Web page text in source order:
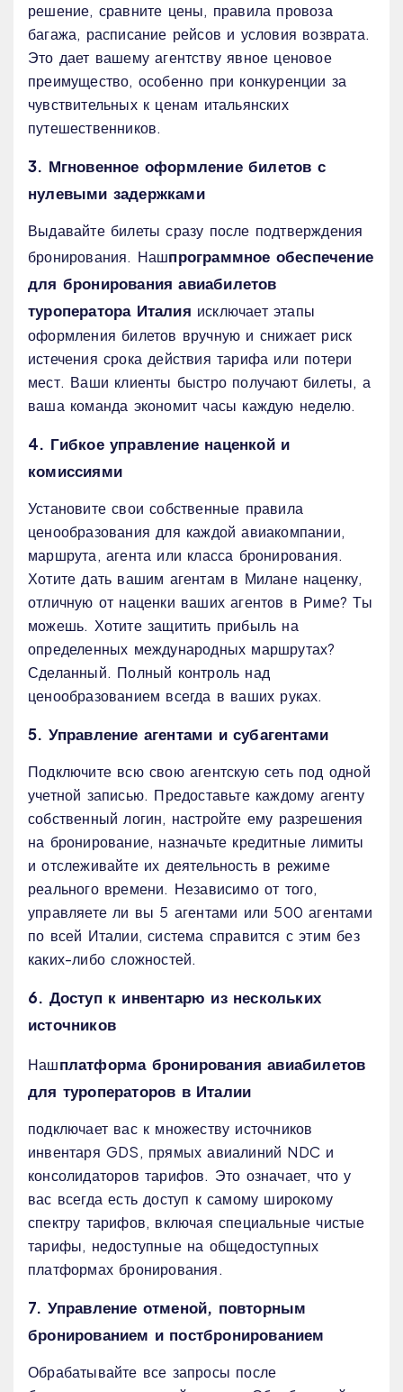
решение, сравните цены, правила провоза
багажа, расписание рейсов и условия возврата.
Это дает вашему агентству явное ценовое
преимущество, особенно при конкуренции за
чувствительных к ценам итальянских
путешественников.
3. Мгновенное оформление билетов с
нулевыми задержками
Выдавайте билеты сразу после подтверждения
бронирования. Нашпрограммное обеспечение
для бронирования авиабилетов
туроператора Италия исключает этапы
оформления билетов вручную и снижает риск
истечения срока действия тарифа или потери
мест. Ваши клиенты быстро получают билеты, а
ваша команда экономит часы каждую неделю.
4. Гибкое управление наценкой и
комиссиями
Установите свои собственные правила
ценообразования для каждой авиакомпании,
маршрута, агента или класса бронирования.
Хотите дать вашим агентам в Милане наценку,
отличную от наценки ваших агентов в Риме? Ты
можешь. Хотите защитить прибыль на
определенных международных маршрутах?
Сделанный. Полный контроль над
ценообразованием всегда в ваших руках.
5. Управление агентами и субагентами
Подключите всю свою агентскую сеть под одной
учетной записью. Предоставьте каждому агенту
собственный логин, настройте ему разрешения
на бронирование, назначьте кредитные лимиты
и отслеживайте их деятельность в режиме
реального времени. Независимо от того,
управляете ли вы 5 агентами или 500 агентами
по всей Италии, система справится с этим без
каких-либо сложностей.
6. Доступ к инвентарю из нескольких
источников
Нашплатформа бронирования авиабилетов
для туроператоров в Италии
подключает вас к множеству источников
инвентаря GDS, прямых авиалиний NDC и
консолидаторов тарифов. Это означает, что у
вас всегда есть доступ к самому широкому
спектру тарифов, включая специальные чистые
тарифы, недоступные на общедоступных
платформах бронирования.
7. Управление отменой, повторным
бронированием и постбронированием
Обрабатывайте все запросы после